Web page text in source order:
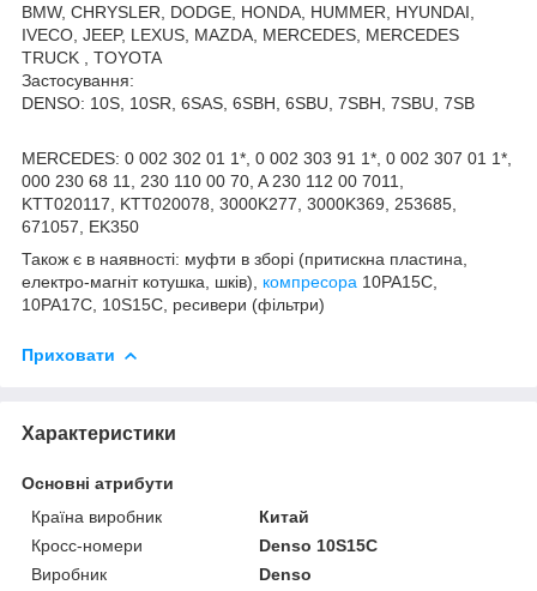
BMW, CHRYSLER, DODGE, HONDA, HUMMER, HYUNDAI,
IVECO, JEEP, LEXUS, MAZDA, MERCEDES, MERCEDES
TRUCK , TOYOTA
Застосування:
DENSO: 10S, 10SR, 6SAS, 6SBH, 6SBU, 7SBH, 7SBU, 7SB
MERCEDES: 0 002 302 01 1*, 0 002 303 91 1*, 0 002 307 01 1*,
000 230 68 11, 230 110 00 70, A 230 112 00 7011,
KTT020117, KTT020078, 3000K277, 3000K369, 253685,
671057, EK350
Також є в наявності: муфти в зборі (притискна пластина,
електро-магніт котушка, шків), компресора 10PA15C,
10PA17C, 10S15C, ресивери (фільтри)
Приховати
Характеристики
Основні атрибути
Країна виробник
Китай
Кросс-номери
Denso 10S15C
Виробник
Denso